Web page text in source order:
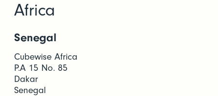
Africa
Senegal
Cubewise Africa
P.A 15 No. 85
Dakar
Senegal